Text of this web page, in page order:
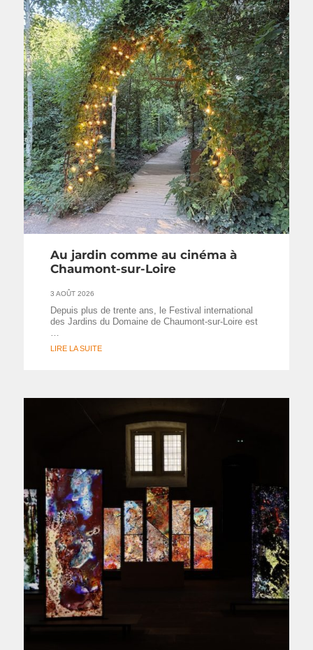
Au jardin comme au cinéma à
Chaumont-sur-Loire
3 AOÛT 2026
Depuis plus de trente ans, le Festival international
des Jardins du Domaine de Chaumont-sur-Loire est
LIRE LA SUITE